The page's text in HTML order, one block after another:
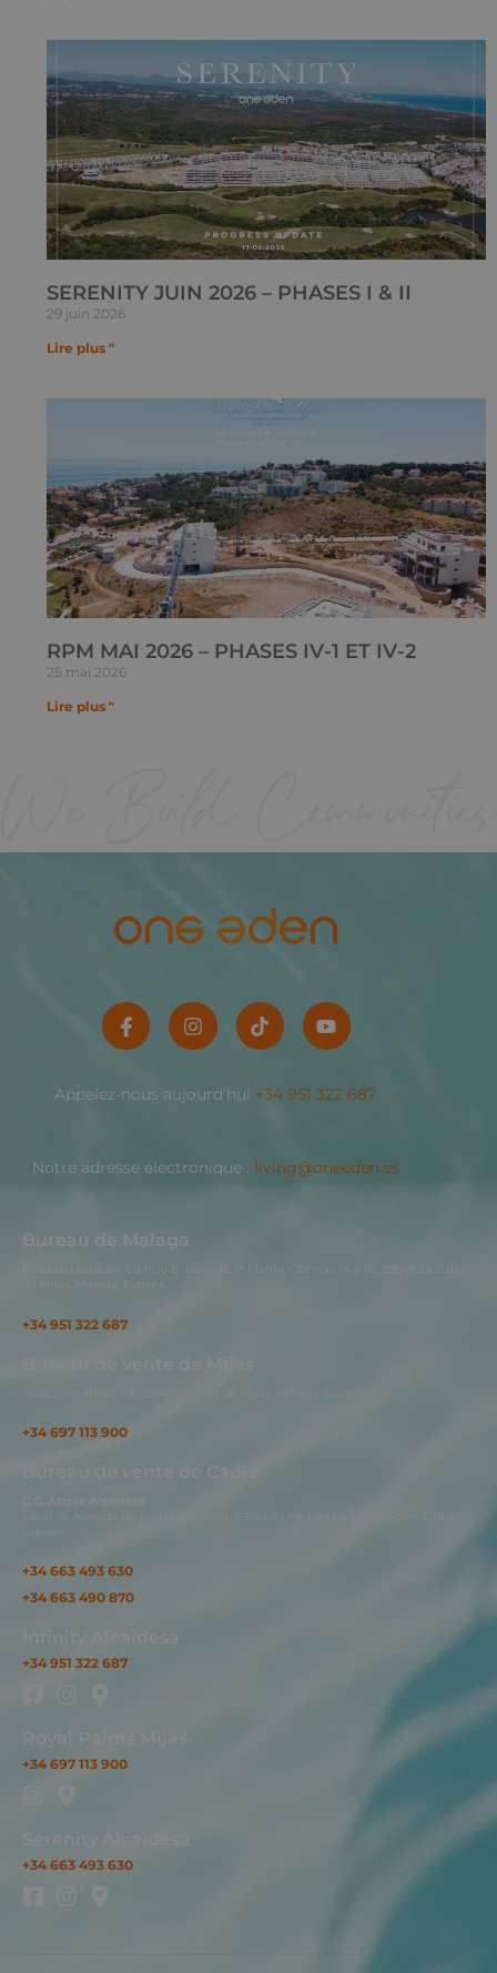
SERENITY JUIN 2026 – PHASES I & II
29 juin 2026
Lire plus "
RPM MAI 2026 – PHASES IV-1 ET IV-2
25 mai 2026
Lire plus "
Appelez-nous aujourd’hui +34 951 322 687
Notre adresse électronique : living@oneeden.es
Bureau de Malaga
Plaza del Bulevar, Edificio B, Local 12, 1ª Planta, Oficinas 1A y 1B. 29649 La Cala
de Mijas, Málaga, España.
+34 951 322 687
Avda. Cantábrico, s/n.29649 La Cala de Mijas, Málaga, España…
+34 697 113 900
Bureau de vente de Cadix
C.C. Acqua Alcaidesa
Local 14. Avenida de la Hacienda, s/n. 11316 La Línea de La Concepción, Cádiz,
España.
+34 663 493 630
+34 663 490 870
Infinity Alcaidesa
+34 951 322 687
Royal Palms Mijas
+34 697 113 900
+34 663 493 630